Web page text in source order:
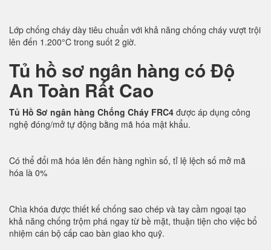
Lớp chống cháy dày tiêu chuẩn với khả năng chống cháy vượt trội
lên đến 1.200°C trong suốt 2 giờ.
Tủ hồ sơ ngân hàng có Độ
An Toàn Rất Cao
Tủ Hồ Sơ ngân hàng Chống Cháy FRC4 được áp dụng công
nghệ đóng/mở tự động bằng mã hóa mật khẩu.
Có thể đổi mã hóa lên đến hàng nghìn số, tỉ lệ lệch số mở mã
hóa là 0%
Chìa khóa được thiết kế chống sao chép và tay cầm ngoại tạo
khả năng chống trộm phá ngay từ bề mặt, thuận tiện cho việc bổ
nhiệm cán bộ cấp cao bàn giao kho quỹ.